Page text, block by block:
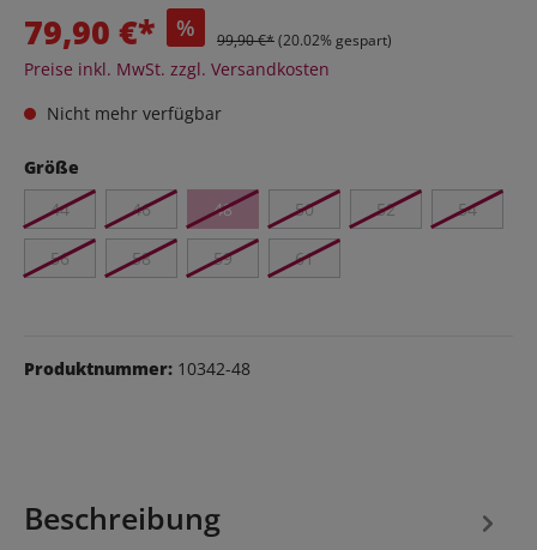
79,90 €* % 99,90 €*(20.02% gespart)
Preise inkl. MwSt. zzgl. Versandkosten
Nicht mehr verfügbar
Größe
44
46 48 50 52 54
56 58 59 61
Produktnummer: 10342-48
Beschreibung